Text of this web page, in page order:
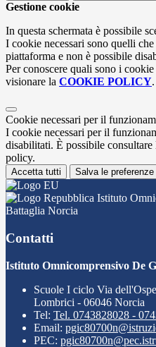
Gestione cookie
In questa schermata è possibile
I cookie necessari sono quelli
piattaforma e non è possibile
Per conoscere quali sono i
visionare la COOKIE POLICY.
Cookie necessari per il
I cookie necessari per il
disabilitati. È possibile
policy.
Accetta tutti Salva le preferenze
Istituto
Battaglia Norcia
Contatti
Istituto Omnicomprensivo De
Scuole I ciclo Via
Lombrici - 06046 Norcia
Tel: Tel. 0743828028 -
Email:
PEC: